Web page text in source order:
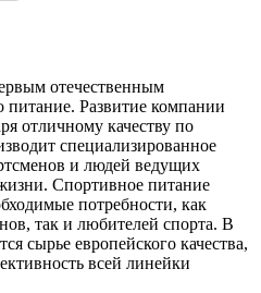
отечественным
питание. Развитие компании
отличному качеству по
специализированное
и людей ведущих
Спортивное питание
потребности, как
так и любителей спорта. В
сырье европейского качества,
всей линейки